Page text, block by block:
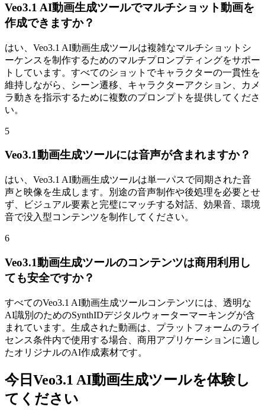
Veo3.1 AI動画生成ツールでマルチショット動画を
作成できますか？
はい、Veo3.1 AI動画生成ツールは複雑なマルチショットシ
ーケンスを制作するためのマルチプロンプティングをサポー
トしています。すべてのショットでキャラクターの一貫性を
維持しながら、シーン遷移、キャラクターアクション、カメ
ラ動きを指示するために複数のプロンプトを提供してくださ
い。
5
Veo3.1動画生成ツールには音声が含まれますか？
はい、Veo3.1 AI動画生成ツールは単一パスで同期された音
声と映像を生成します。別途の音声制作や後処理を必要とせ
ず、ビジュアル要素と完璧にマッチする対話、効果音、環境
音で没入型コンテンツを制作してください。
6
Veo3.1動画生成ツールのコンテンツは商用利用し
ても安全ですか？
すべてのVeo3.1 AI動画生成ツールコンテンツには、透明な
AI識別のためのSynthIDデジタルウォーターマーキングが含
まれています。生成された動画は、プラットフォームのライ
センス条件内で使用する場合、商用アプリケーションに適し
たオリジナルのAI作成素材です。
今日Veo3.1 AI動画生成ツールを体験し
てください